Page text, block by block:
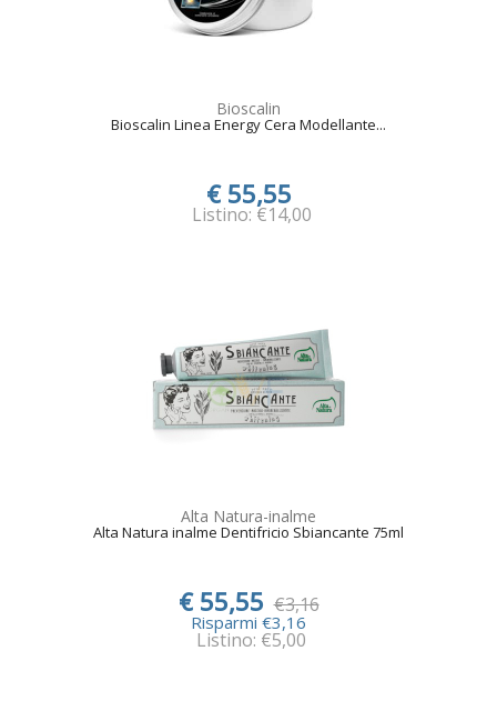
Bioscalin
Bioscalin Linea Energy Cera Modellante...
€ 55,55
Listino: €14,00
Alta Natura-inalme
Alta Natura inalme Dentifricio Sbiancante 75ml
€ 55,55 €3,16
Risparmi €3,16
Listino: €5,00